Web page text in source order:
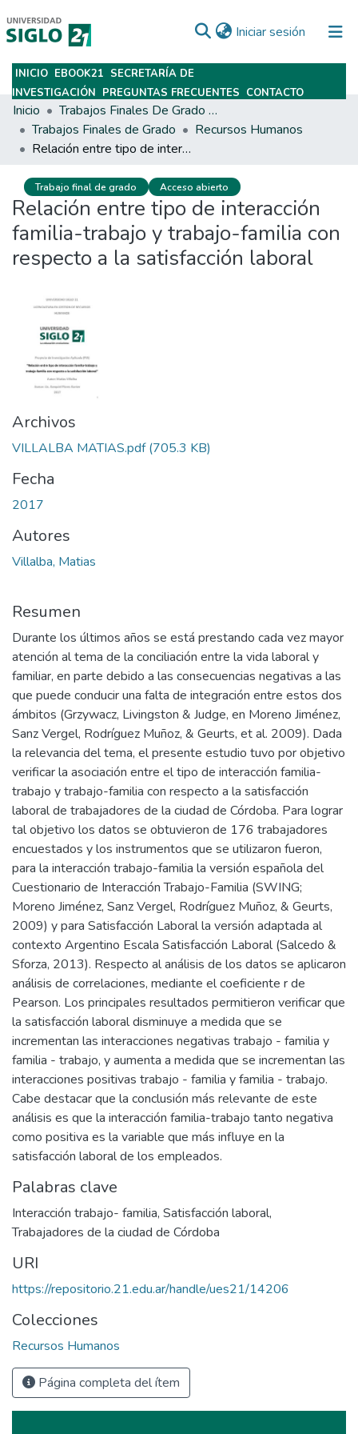
Iniciar sesión (current)
Subir
INICIO EBOOK21 SECRETARÍA DE
INVESTIGACIÓN PREGUNTAS FRECUENTES CONTACTO
Inicio
Trabajos Finales De Grado Y Posgrado
Trabajos Finales de Grado
Recursos Humanos
Relación entre tipo de interacción familia-trabajo y trabajo-familia con respecto a la satisfacción laboral
Trabajo final de grado Acceso abierto
Relación entre tipo de interacción
familia-trabajo y trabajo-familia con
respecto a la satisfacción laboral
Archivos
VILLALBA MATIAS.pdf(705.3 KB)
Fecha
2017
Autores
Villalba, Matias
Resumen
Durante los últimos años se está prestando cada vez mayor
atención al tema de la conciliación entre la vida laboral y
familiar, en parte debido a las consecuencias negativas a las
que puede conducir una falta de integración entre estos dos
ámbitos (Grzywacz, Livingston & Judge, en Moreno Jiménez,
Sanz Vergel, Rodríguez Muñoz, & Geurts, et al. 2009). Dada
la relevancia del tema, el presente estudio tuvo por objetivo
verificar la asociación entre el tipo de interacción familia-
trabajo y trabajo-familia con respecto a la satisfacción
laboral de trabajadores de la ciudad de Córdoba. Para lograr
tal objetivo los datos se obtuvieron de 176 trabajadores
encuestados y los instrumentos que se utilizaron fueron,
para la interacción trabajo-familia la versión española del
Cuestionario de Interacción Trabajo-Familia (SWING;
Moreno Jiménez, Sanz Vergel, Rodríguez Muñoz, & Geurts,
2009) y para Satisfacción Laboral la versión adaptada al
contexto Argentino Escala Satisfacción Laboral (Salcedo &
Sforza, 2013). Respecto al análisis de los datos se aplicaron
análisis de correlaciones, mediante el coeficiente r de
Pearson. Los principales resultados permitieron verificar que
la satisfacción laboral disminuye a medida que se
incrementan las interacciones negativas trabajo - familia y
familia - trabajo, y aumenta a medida que se incrementan las
interacciones positivas trabajo - familia y familia - trabajo.
Cabe destacar que la conclusión más relevante de este
análisis es que la interacción familia-trabajo tanto negativa
como positiva es la variable que más influye en la
satisfacción laboral de los empleados.
Palabras clave
Interacción trabajo- familia, Satisfacción laboral,
Trabajadores de la ciudad de Córdoba
URI
https://repositorio.21.edu.ar/handle/ues21/14206
Colecciones
Recursos Humanos
Página completa del ítem